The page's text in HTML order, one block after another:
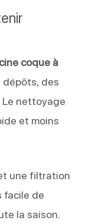
coque à
dépôts, des
nettoyage
et moins
une filtration
facile de
la saison.